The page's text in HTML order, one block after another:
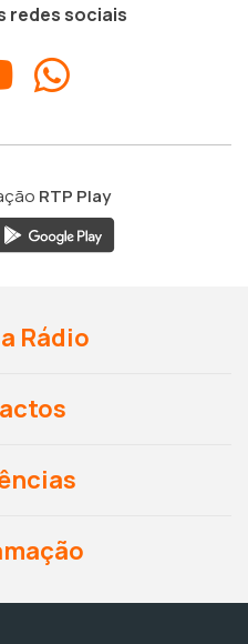
redes sociais
RTP Play
Rádio